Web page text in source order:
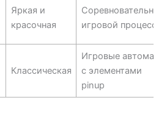
Яркая и
красочная
Соревновательный
игровой процесс
Классическая
Игровые автоматы
с элементами
pinup